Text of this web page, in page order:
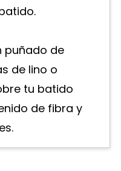
puñado de
de lino o
tu batido
de fibra y